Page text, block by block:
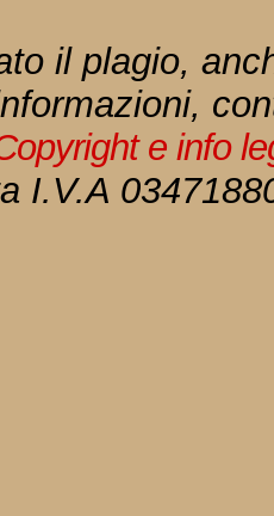
il plagio,
e info
I.V.A